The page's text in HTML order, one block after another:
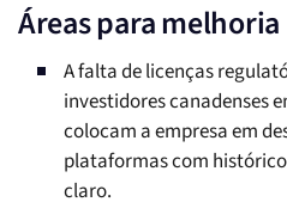
Áreas para melhoria
A falta de licenças
investidores canadenses
colocam a empresa em
plataformas com
claro.